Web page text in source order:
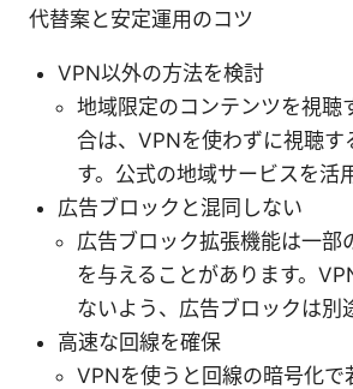
代替案と安定運用のコツ
VPN以外の方法を検討
地域限定のコンテンツを視聴
合は、VPNを使わずに視聴す
す。公式の地域サービスを活
広告ブロックと混同しない
広告ブロック拡張機能は一部
を与えることがあります。
ないよう、広告ブロックは別
高速な回線を確保
VPNを使うと回線の暗号化で